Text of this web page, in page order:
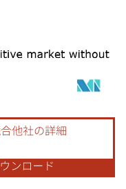
4.0の表示が必要です。